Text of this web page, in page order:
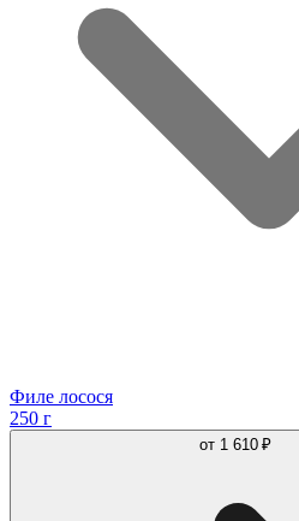
Филе лосося
250 г
от 1 610 ₽